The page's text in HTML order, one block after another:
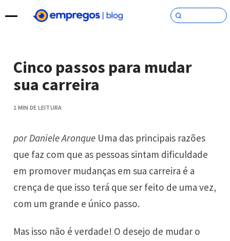
Pular para o conteúdo
Cinco passos para mudar
sua carreira
1 MIN DE LEITURA
por Daniele Aronque Uma das principais razões
que faz com que as pessoas sintam dificuldade
em promover mudanças em sua carreira é a
crença de que isso terá que ser feito de uma vez,
com um grande e único passo.
Mas isso não é verdade! O desejo de mudar o